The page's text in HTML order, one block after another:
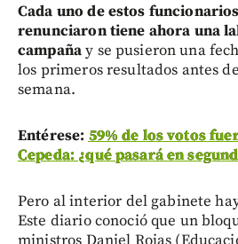
Cada uno de estos
renunciaron tiene ahora una
campañay se pusieron una
los primeros resultados antes
semana.
Entérese: 59% de los votos
Cepeda: ¿qué pasará en
Pero al interior del gabinete
Este diario conoció que un
ministros Daniel Rojas